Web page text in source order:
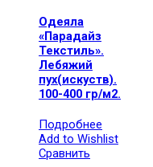
Одеяла
«Парадайз
Текстиль».
Лебяжий
пух(искуств).
100-400 гр/м2.
Подробнее
Add to Wishlist
Сравнить